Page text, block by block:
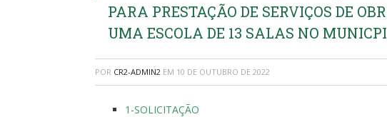
PARA PRESTAÇÃO DE SERVIÇOS DE
UMA ESCOLA DE 13 SALAS NO
POR CR2-ADMIN2 EM 10 DE OUTUBRO DE 2022
1-SOLICITAÇÃO